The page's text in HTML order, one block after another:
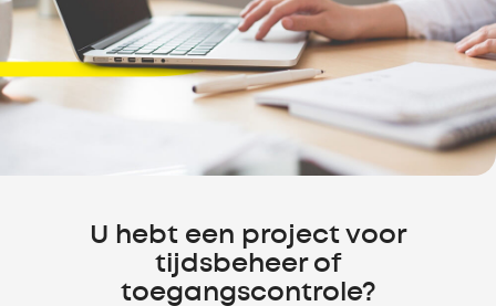
U hebt een project voor
tijdsbeheer of
toegangscontrole?